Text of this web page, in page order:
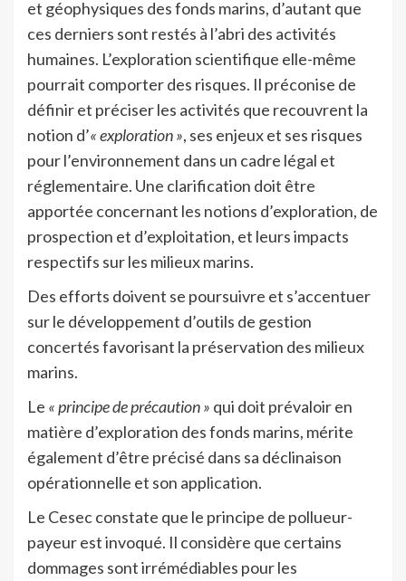
et géophysiques des fonds marins, d’autant que
ces derniers sont restés à l’abri des activités
humaines. L’exploration scientifique elle-même
pourrait comporter des risques. Il préconise de
définir et préciser les activités que recouvrent la
notion d’« exploration », ses enjeux et ses risques
pour l’environnement dans un cadre légal et
réglementaire. Une clarification doit être
apportée concernant les notions d’exploration, de
prospection et d’exploitation, et leurs impacts
respectifs sur les milieux marins.
Des efforts doivent se poursuivre et s’accentuer
sur le développement d’outils de gestion
concertés favorisant la préservation des milieux
marins.
Le « principe de précaution » qui doit prévaloir en
matière d’exploration des fonds marins, mérite
également d’être précisé dans sa déclinaison
opérationnelle et son application.
Le Cesec constate que le principe de pollueur-
payeur est invoqué. Il considère que certains
dommages sont irrémédiables pour les